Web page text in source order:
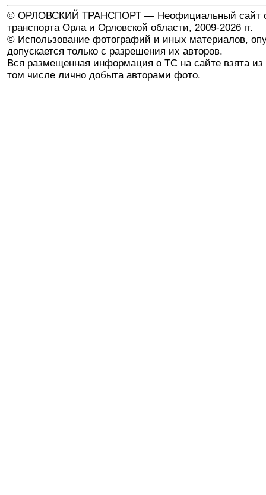
© ОРЛОВСКИЙ ТРАНСПОРТ — Неофициальный сайт
транспорта Орла и Орловской области, 2009-2026 гг.
© Использование фотографий и иных материалов,
допускается только с разрешения их авторов.
Вся размещенная информация о ТС на сайте взята из
том числе лично добыта авторами фото.